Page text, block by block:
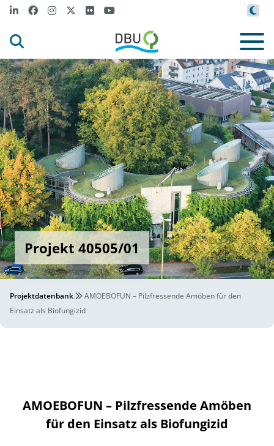
Projekt 40505/01
Projektdatenbank
AMOEBOFUN – Pilzfressende Amöben für den
Einsatz als Biofungizid
AMOEBOFUN – Pilzfressende Amöben
für den Einsatz als Biofungizid